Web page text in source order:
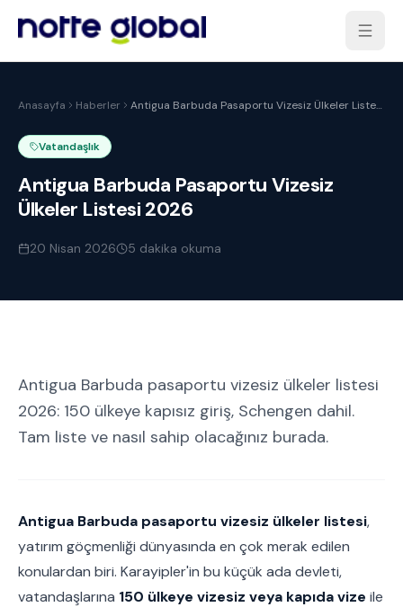
Anasayfa Haberler
Antigua Barbuda Pasaportu Vizesiz Ülkeler Listesi
Vatandaşlık
Antigua Barbuda Pasaportu Vizesiz
Ülkeler Listesi 2026
20 Nisan 2026 5 dakika okuma
Antigua Barbuda pasaportu vizesiz ülkeler listesi
2026: 150 ülkeye kapısız giriş, Schengen dahil.
Tam liste ve nasıl sahip olacağınız burada.
Antigua Barbuda pasaportu vizesiz ülkeler listesi,
yatırım göçmenliği dünyasında en çok merak edilen
konulardan biri. Karayipler'in bu küçük ada devleti,
vatandaşlarına 150 ülkeye vizesiz veya kapıda vize ile